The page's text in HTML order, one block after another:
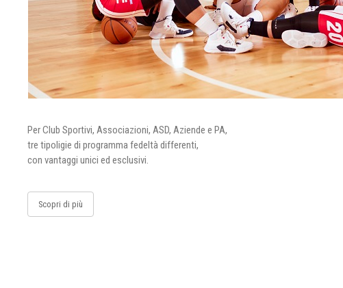
Per Club Sportivi, Associazioni, ASD, Aziende e PA,
tre tipoligie di programma fedeltà differenti,
con vantaggi unici ed esclusivi.
Scopri di più